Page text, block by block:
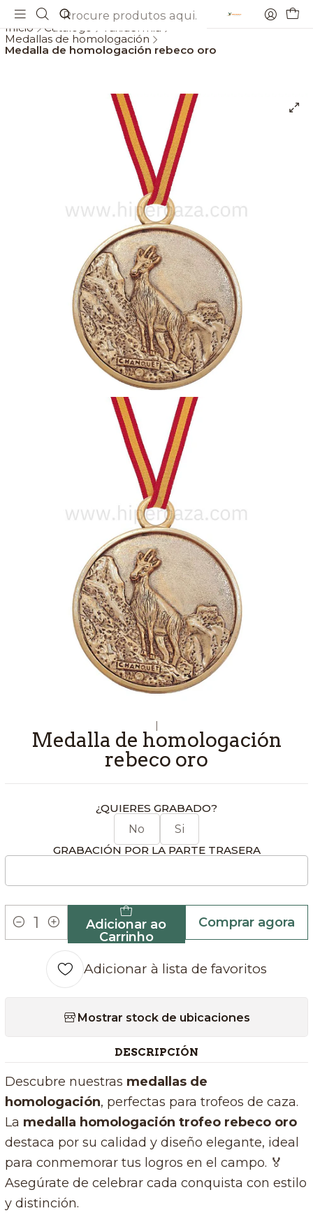
Início Catálogo
Medallas de homologación
Medalla de homologación rebeco oro
|
Medalla de homologación
rebeco oro
¿QUIERES GRABADO?
No Si
GRABACIÓN POR LA PARTE TRASERA
Quantidade
Adicionar ao
Carrinho
Comprar agora
Adicionar à lista de favoritos
Mostrar stock de ubicaciones
DESCRIPCIÓN
Descubre nuestras medallas de
homologación, perfectas para trofeos de caza.
La medalla homologación trofeo rebeco oro
destaca por su calidad y diseño elegante, ideal
para conmemorar tus logros en el campo. 🏅
Asegúrate de celebrar cada conquista con estilo
y distinción.